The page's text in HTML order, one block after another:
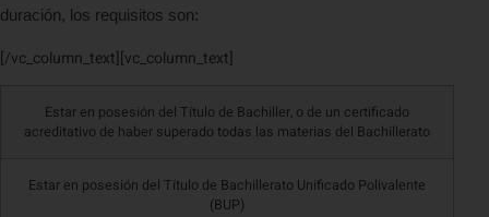
duración, los requisitos son:
[/vc_column_text][vc_column_text]
Estar en posesión del Título de Bachiller, o de un certificado
acreditativo de haber superado todas las materias del Bachillerato
Estar en posesión del Título de Bachillerato Unificado Polivalente
(BUP)